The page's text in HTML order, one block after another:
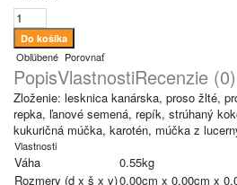
Obľúbené Porovnať
PopisVlastnostiRecenzie (0)
Zloženie: lesknica kanárska, proso žlté,
repka, ľanové semená, repík, strúhaný
kukuričná múčka, karotén, múčka z
Vlastnosti
Váha
0.55kg
Rozmery (d x š x v)0.00cm x 0.00cm x